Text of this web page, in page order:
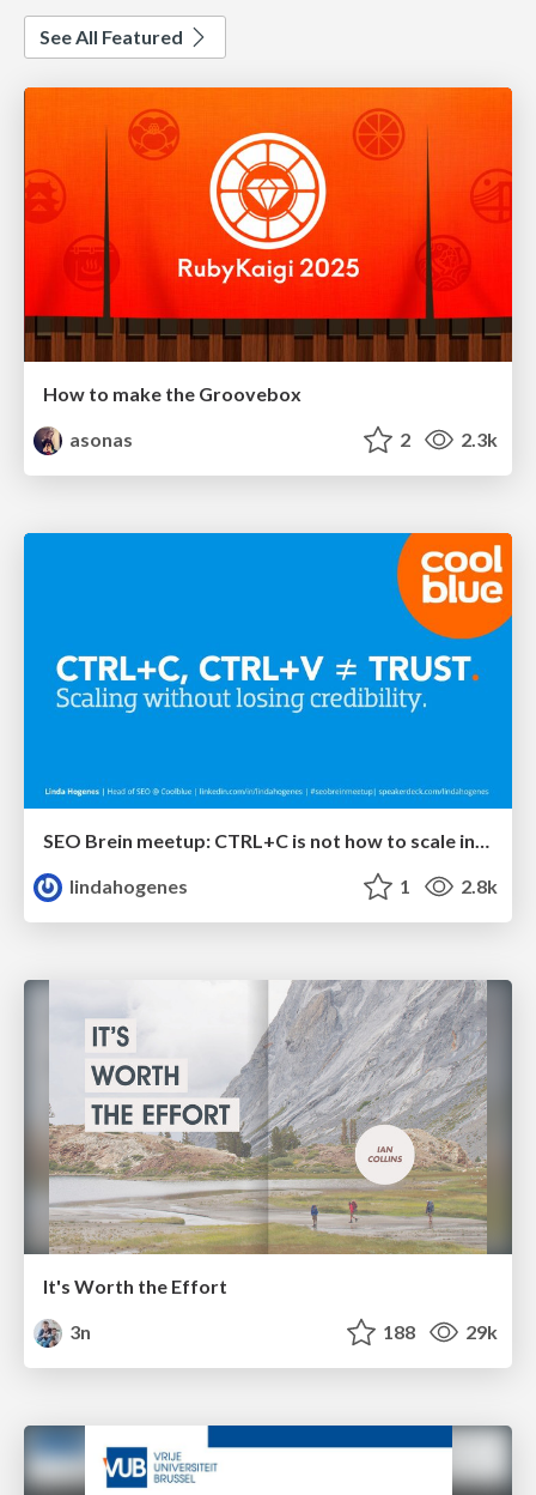
See All Featured
How to make the Groovebox
asonas
2 2.3k
SEO Brein meetup: CTRL+C is not how to scale international SEO
lindahogenes
1 2.8k
It's Worth the Effort
3n
188 29k